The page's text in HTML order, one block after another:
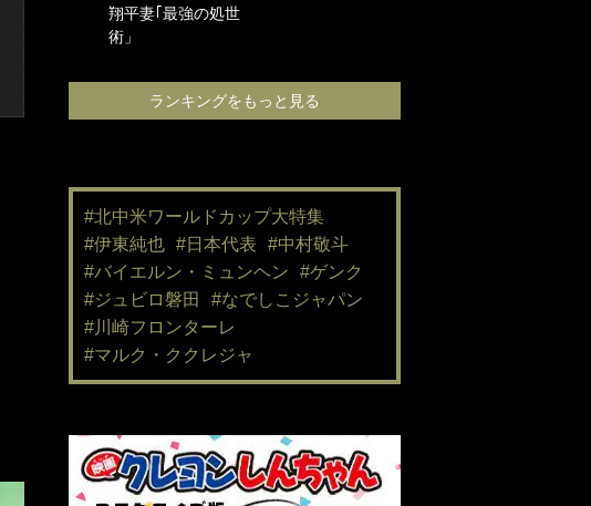
翔平妻｢最強の処世
術」
ランキングをもっと見る
#北中米ワールドカップ大特集
#伊東純也 #日本代表
#中村敬斗
#バイエルン・ミュンヘン
#ゲンク
#ジュビロ磐田
#なでしこジャパン
#川崎フロンターレ
#マルク・ククレジャ